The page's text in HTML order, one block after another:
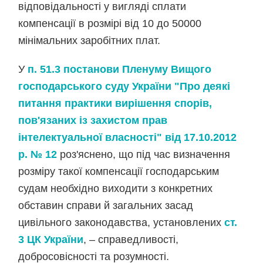
відповідальності у вигляді сплати
компенсації в розмірі від 10 до 50000
мінімальних заробітних плат.
У п. 51.3 постанови Пленуму Вищого
господарського суду України "Про деякі
питання практики вирішення спорів,
пов'язаних із захистом прав
інтелектуальної власності" від 17.10.2012
р. № 12 роз'яснено, що під час визначення
розміру такої компенсації господарським
судам необхідно виходити з конкретних
обставин справи й загальних засад
цивільного законодавства, установленихст.
3 ЦК України, – справедливості,
добросовісності та розумності.